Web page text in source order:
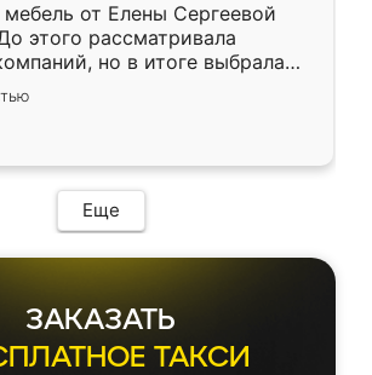
мебель от Елены Сергеевой
этого рассматривала
но в итоге выбрала
обговорили условия, потом
всё спокойно объяснил
Изготовили в срок, с
встала на свое место без
доработок. Качеством осталась
выглядит так, как и ожидала.
Еще
ЗАКАЗАТЬ
ТАКСИ